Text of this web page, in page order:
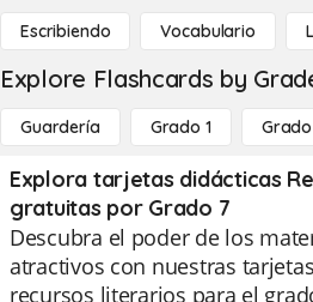
Escribiendo Vocabulario
Explore Flashcards by
Guardería Grado 1
Explora tarjetas didácticas
gratuitas por Grado 7
Descubra el poder de los
atractivos con nuestras
recursos literarios para el